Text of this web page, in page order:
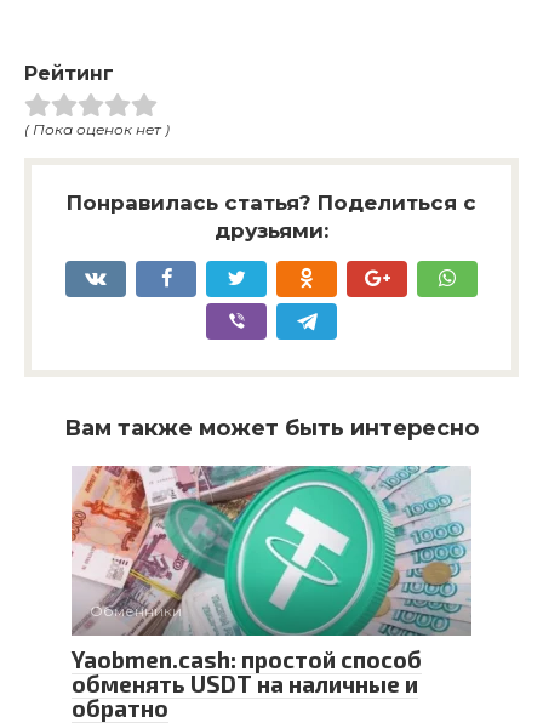
Рейтинг
( Пока оценок нет )
Понравилась статья? Поделиться с
друзьями:
Вам также может быть интересно
Обменники
Yaobmen.cash: простой способ
обменять USDT на наличные и
обратно